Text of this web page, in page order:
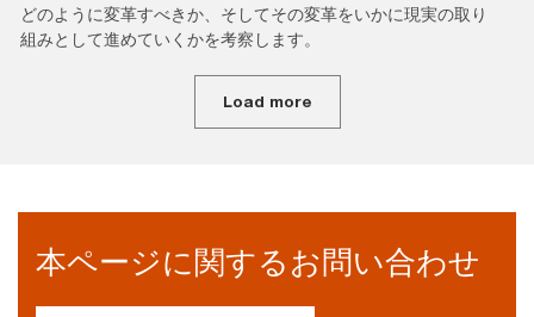
どのように変革すべきか、そしてその変革をいかに現実の取り
組みとして進めていくかを考察します。
Load more
本ページに関するお問い合わせ